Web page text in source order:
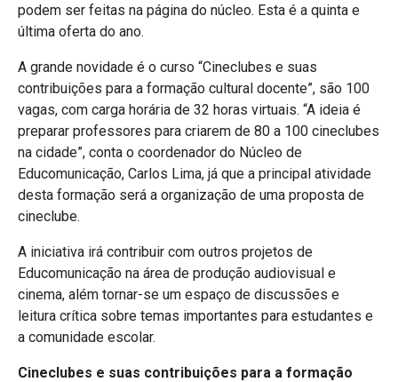
podem ser feitas na página do núcleo. Esta é a quinta e
última oferta do ano.
A grande novidade é o curso “Cineclubes e suas
contribuições para a formação cultural docente”, são 100
vagas, com carga horária de 32 horas virtuais. “A ideia é
preparar professores para criarem de 80 a 100 cineclubes
na cidade”, conta o coordenador do Núcleo de
Educomunicação, Carlos Lima, já que a principal atividade
desta formação será a organização de uma proposta de
cineclube.
A iniciativa irá contribuir com outros projetos de
Educomunicação na área de produção audiovisual e
cinema, além tornar-se um espaço de discussões e
leitura crítica sobre temas importantes para estudantes e
a comunidade escolar.
Cineclubes e suas contribuições para a formação